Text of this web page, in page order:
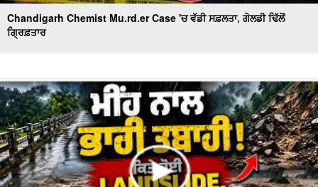
Chandigarh Chemist Mu.rd.er Case 'ਚ ਵੱਡੀ ਸਫ਼ਲਤਾ, ਗੋਲਡੀ ਢਿੱਲੋਂ
ਗ੍ਰਿਫ਼ਤਾਰ